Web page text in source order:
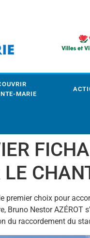
MARIE
LE
premier choix pour
Bruno Nestor AZÉROT
du raccordement du